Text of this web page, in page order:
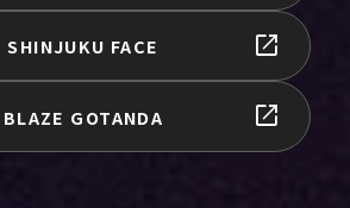
SHINJUKU FACE
BLAZE GOTANDA